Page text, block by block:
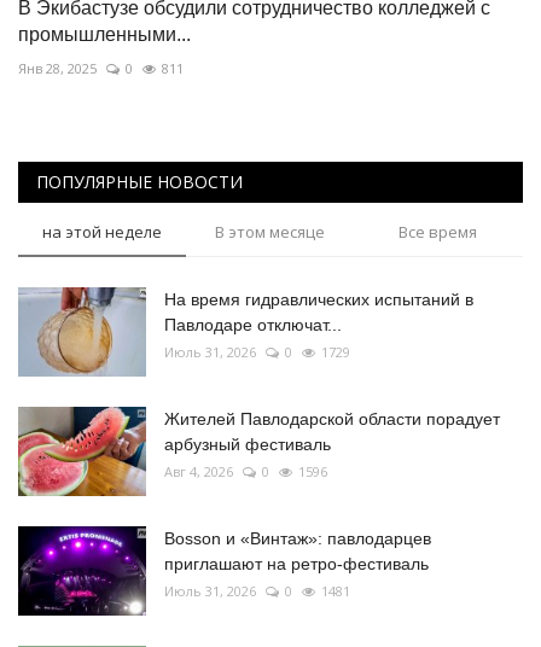
В Экибастузе обсудили сотрудничество колледжей с
промышленными...
Янв 28, 2025 0 811
ПОПУЛЯРНЫЕ НОВОСТИ
на этой неделе В этом месяце Все время
На время гидравлических испытаний в
Павлодаре отключат...
Июль 31, 2026 0 1729
Жителей Павлодарской области порадует
арбузный фестиваль
Авг 4, 2026 0 1596
Bosson и «Винтаж»: павлодарцев
приглашают на ретро-фестиваль
Июль 31, 2026 0 1481